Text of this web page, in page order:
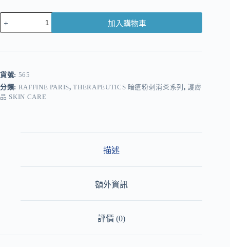
加入購物車
r
n
a
t
貨號: 565
分類: RAFFINE PARIS,THERAPEUTICS 暗瘡粉刺消炎系列,護膚
品 SKIN CARE
描述
額外資訊
評價 (0)